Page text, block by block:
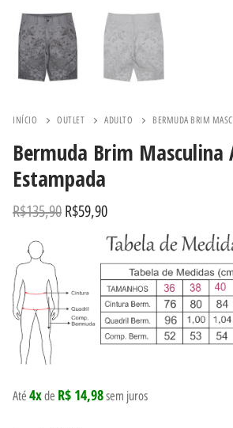
INÍCIO OUTLET ADULTO BERMUDA BRIM
Bermuda Brim Masculina
Estampada
R$135,90 R$59,90
Até 4xde R$ 14,98sem juros